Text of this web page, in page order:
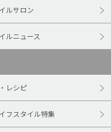
ルサロン
ルニュース
レシピ
フスタイル特集